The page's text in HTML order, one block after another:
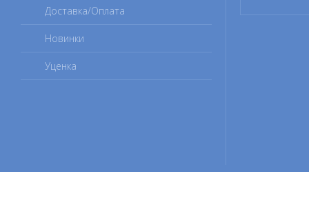
Доставка/Оплата
Новинки
Уценка